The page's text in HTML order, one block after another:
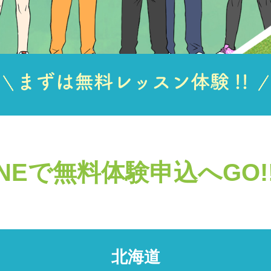
で無料体験申込へ
北海道